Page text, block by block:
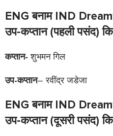
ENG बनाम IND
उप-कप्तान (पहली पसंद)
कप्तान- शुभमन गिल
उप-कप्तान– रवींद्र जडेजा
ENG बनाम IND
उप-कप्तान (दूसरी पसंद)